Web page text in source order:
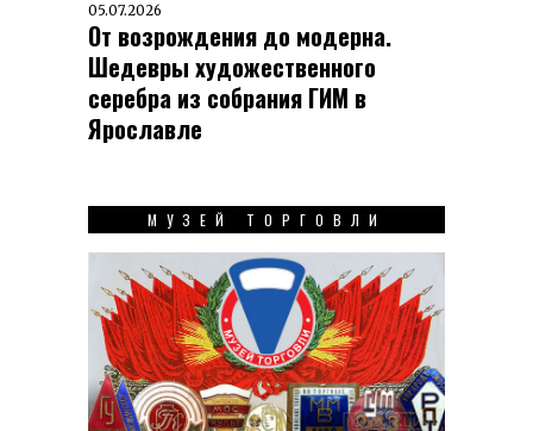
05.07.2026
От возрождения до модерна.
Шедевры художественного
серебра из собрания ГИМ в
Ярославле
МУЗЕЙ ТОРГОВЛИ